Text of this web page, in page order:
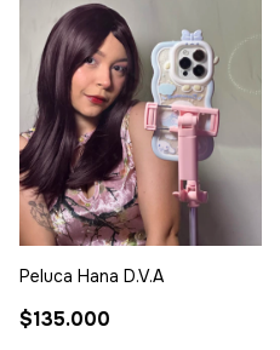
Peluca Hana D.V.A
$135.000